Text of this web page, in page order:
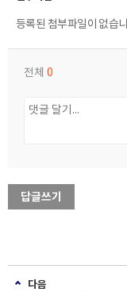
등록된 첨부파일이 없습
전체 0
답글쓰기
다음